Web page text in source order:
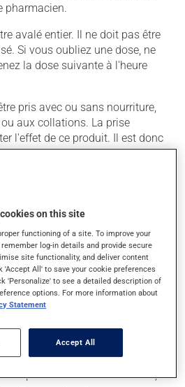
pharmacien.
avalé entier. Il ne doit pas être
Si vous oubliez une dose, ne
la dose suivante à l'heure
pris avec ou sans nourriture,
aux collations. La prise
l'effet de ce produit. Il est donc
avec modération. Afin
d'alcool vous est permise,
votre professionnel(le) de la
ce produit peut à
effets indésirables (effets
:
de tête;
- pour la prévenir,
plus de fibres alimentaires;
on this site
functioning of a site. To improve your
log-in details and provide secure
site functionality, and deliver content
All' to save your cookie preferences
'Personalize' to see a detailed description of
options. For more information about
Statement
Accept All